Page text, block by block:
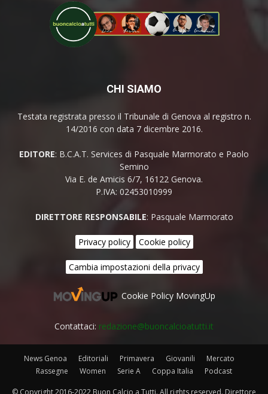
CHI SIAMO
Testata registrata presso il Tribunale di Genova al registro n.
14/2016 con data 7 dicembre 2016.
EDITORE: B.C.A.T. Services di Pasquale Marmorato e Paolo
Semino
Via E. de Amicis 6/7, 16122 Genova.
P.IVA: 02453010999
DIRETTORE RESPONSABILE: Pasquale Marmorato
Privacy policy Cookie policy
Cambia impostazioni della privacy
Cookie Policy MovingUp
Contattaci: redazione@buoncalcioatutti.it
News Genoa Editoriali Primavera Giovanili
Mercato
Rassegne
Women Serie A Coppa Italia Podcast